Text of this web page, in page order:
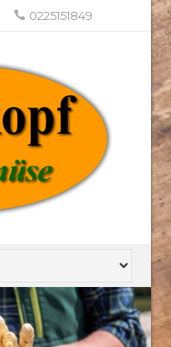
0225151849